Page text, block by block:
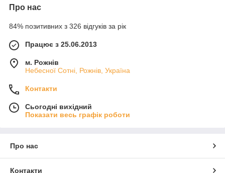
Про нас
84% позитивних з 326 відгуків за рік
Працює з 25.06.2013
м. Рожнів
Небесної Сотні, Рожнів, Україна
Контакти
Сьогодні вихідний
Показати весь графік роботи
Про нас
Контакти